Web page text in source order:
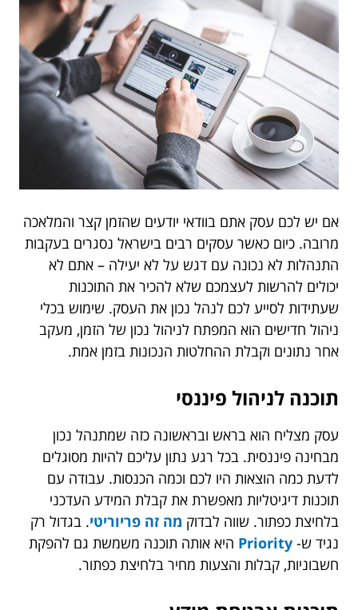
אם יש לכם עסק אתם בוודאי יודעים שהזמן קצר והמלאכה
מרובה. כיום כאשר עסקים רבים בישראל נסגרים בעקבות
התנהלות לא נכונה עם דגש על לא יעילה – אתם לא
יכולים להרשות לעצמכם שלא להכיר את התוכנות
שעתידות לסייע לכם לנהל נכון את העסק. שימוש בכלי
ניהול חדישים הוא המפתח לניהול נכון של הזמן, מעקב
אחר נתונים וקבלת ההחלטות הנכונות בזמן אמת.
תוכנה לניהול פיננסי
עסק מצליח הוא בראש ובראשונה כזה שמתנהל נכון
מבחינה פיננסית. בכל רגע נתון עליכם להיות מסוגלים
לדעת כמה הוצאות היו לכם וכמה הכנסות. עבודה עם
תוכנות דיגיטליות מאפשרת את קבלת המידע העדכני
בלחיצת כפתור. שווה לבדוק מה זה פריוריטי. בגדול רק
נגיד ש- Priority היא אותה תוכנה משמשת גם להפקת
חשבוניות, קבלות והצעות מחיר בלחיצת כפתור.